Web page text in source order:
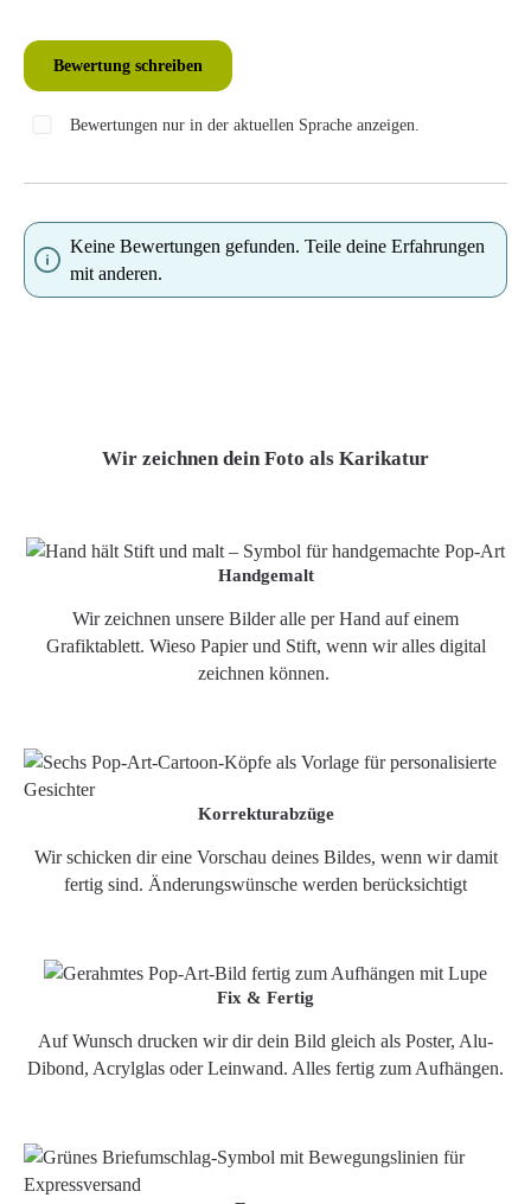
Bewertung schreiben
Bewertungen nur in der aktuellen Sprache anzeigen.
Keine Bewertungen gefunden. Teile deine Erfahrungen
mit anderen.
Wir zeichnen dein Foto als Karikatur
Handgemalt
Wir zeichnen unsere Bilder alle per Hand auf einem
Grafiktablett. Wieso Papier und Stift, wenn wir alles digital
zeichnen können.
Korrekturabzüge
Wir schicken dir eine Vorschau deines Bildes, wenn wir damit
fertig sind. Änderungswünsche werden berücksichtigt
Fix & Fertig
Auf Wunsch drucken wir dir dein Bild gleich als Poster, Alu-
Dibond, Acrylglas oder Leinwand. Alles fertig zum Aufhängen.